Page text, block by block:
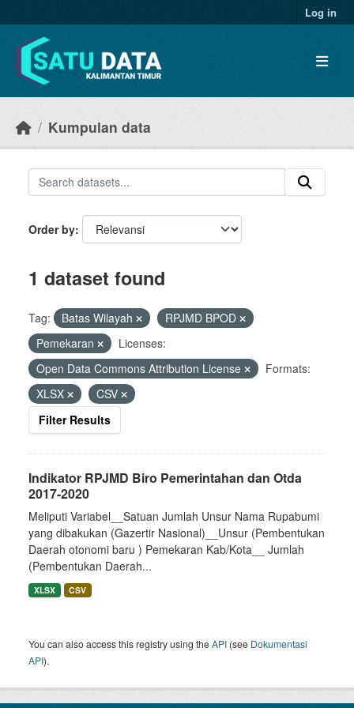
Log in
Kumpulan data
Order by
1 dataset found
Tag: Batas Wilayah
RPJMD BPOD
Pemekaran
Licenses:
Open Data Commons Attribution License
Formats:
XLSX
CSV
Filter Results
Indikator RPJMD Biro Pemerintahan dan Otda
2017-2020
Meliputi Variabel__Satuan Jumlah Unsur Nama Rupabumi
yang dibakukan (Gazertir Nasional)__Unsur (Pembentukan
Daerah otonomi baru ) Pemekaran Kab/Kota__ Jumlah
(Pembentukan Daerah...
XLSX CSV
You can also access this registry using theAPI (see Dokumentasi
API).